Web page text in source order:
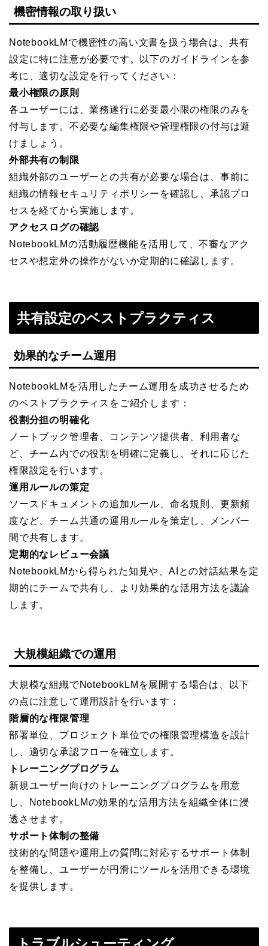
機密情報の取り扱い
NotebookLMで機密性の高い文書を扱う場合は、共有
設定に特に注意が必要です。以下のガイドラインを参
考に、適切な設定を行ってください：
最小権限の原則
各ユーザーには、業務遂行に必要最小限の権限のみを
付与します。不必要な編集権限や管理権限の付与は避
けましょう。
外部共有の制限
組織外部のユーザーとの共有が必要な場合は、事前に
組織の情報セキュリティポリシーを確認し、承認プロ
セスを経てから実施します。
アクセスログの確認
NotebookLMの活動履歴機能を活用して、不審なアク
セスや想定外の操作がないか定期的に確認します。
共有設定のベストプラクティス
効果的なチーム運用
NotebookLMを活用したチーム運用を成功させるため
のベストプラクティスをご紹介します：
役割分担の明確化
ノートブック管理者、コンテンツ提供者、利用者な
ど、チーム内での役割を明確に定義し、それに応じた
権限設定を行います。
運用ルールの策定
ソースドキュメントの追加ルール、命名規則、更新頻
度など、チーム共通の運用ルールを策定し、メンバー
間で共有します。
定期的なレビュー会議
NotebookLMから得られた知見や、AIとの対話結果を定
期的にチームで共有し、より効果的な活用方法を議論
します。
大規模組織での運用
大規模な組織でNotebookLMを展開する場合は、以下
の点に注意して運用設計を行います：
階層的な権限管理
部署単位、プロジェクト単位での権限管理構造を設計
し、適切な承認フローを確立します。
トレーニングプログラム
新規ユーザー向けのトレーニングプログラムを用意
し、NotebookLMの効果的な活用方法を組織全体に浸
透させます。
サポート体制の整備
技術的な問題や運用上の質問に対応するサポート体制
を整備し、ユーザーが円滑にツールを活用できる環境
を提供します。